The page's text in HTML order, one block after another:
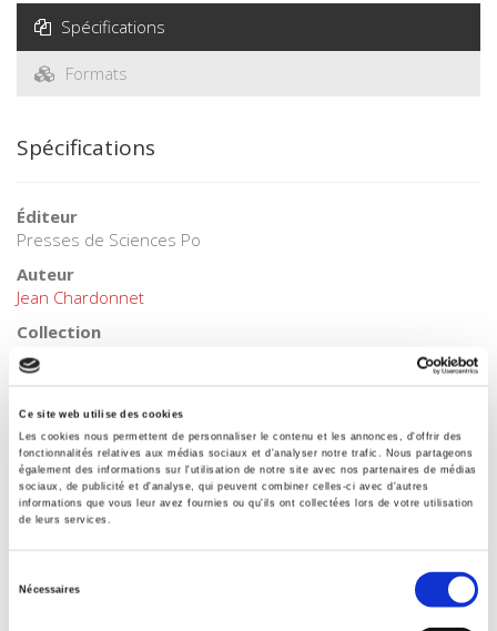
Ce site web utilise des cookies
Les cookies nous permettent de personnaliser le contenu et les annonces, d'offrir des
fonctionnalités relatives aux médias sociaux et d'analyser notre trafic. Nous partageons
également des informations sur l'utilisation de notre site avec nos partenaires de médias
sociaux, de publicité et d'analyse, qui peuvent combiner celles-ci avec d'autres
informations que vous leur avez fournies ou qu'ils ont collectées lors de votre utilisation
de leurs services.
Nécessaires
Spécifications
Formats
Spécifications
Éditeur
Presses de Sciences Po
Auteur
Jean Chardonnet
Collection
Académique
Langue
français
Catégorie (éditeur)
Internet Hierarchy>Economie politique> Industrie - énergie
-transports
Catégorie (éditeur)
Internet Hierarchy>Société
BISAC Subject Heading